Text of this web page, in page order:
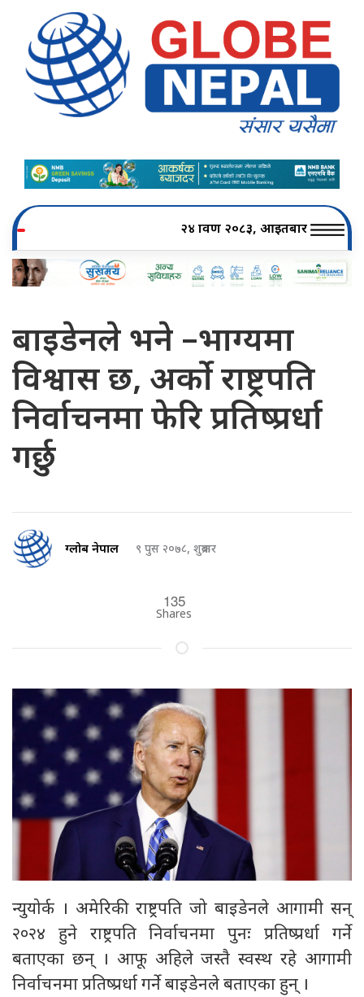
२४ श्रावण २०८३, आइतबार
बाइडेनले भने –भाग्यमा
विश्वास छ, अर्को राष्ट्रपति
निर्वाचनमा फेरि प्रतिष्प्रर्धा
गर्छु
ग्लोब नेपाल ९ पुस २०७८, शुक्रबार
135
Shares
न्युयोर्क । अमेरिकी राष्ट्रपति जो बाइडेनले आगामी सन्
२०२४ हुने राष्ट्रपति निर्वाचनमा पुनः प्रतिष्प्रर्धा गर्ने
बताएका छन् । आफू अहिले जस्तै स्वस्थ रहे आगामी
निर्वाचनमा प्रतिष्प्रर्धा गर्ने बाइडेनले बताएका हुन् ।